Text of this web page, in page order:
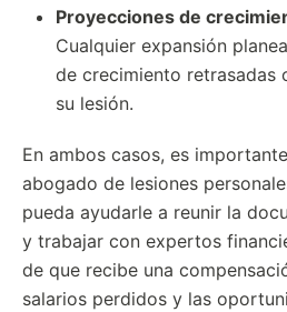
Proyecciones de
Cualquier expansión
de crecimiento retrasadas
su lesión.
En ambos casos, es
abogado de lesiones
pueda ayudarle a reunir la
y trabajar con expertos
de que recibe una
salarios perdidos y las